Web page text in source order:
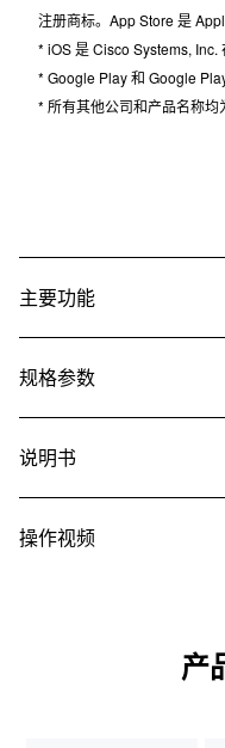
注册商标。App Store 是
* iOS 是 Cisco Systems, Inc.
* Google Play 和 Google
* 所有其他公司和产品名称均
主要功能
规格参数
说明书
操作视频
产